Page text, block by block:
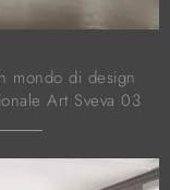
mondo di design
Art Sveva 03